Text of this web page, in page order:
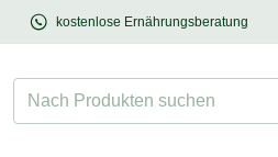
– mit Herz für Hund & Halter
kostenlose Ernährungsberatung
Kontaktieren Sie unsere
Nach Produkten suchen